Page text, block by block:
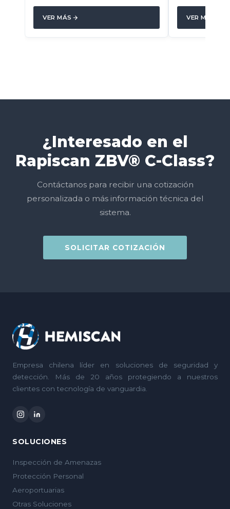
VER MÁS VER MÁS
¿Interesado en el
Rapiscan ZBV® C-Class?
Contáctanos para recibir una cotización
personalizada o más información técnica del
sistema.
SOLICITAR COTIZACIÓN
Empresa chilena líder en soluciones de seguridad y
detección. Más de 20 años protegiendo a nuestros
clientes con tecnología de vanguardia.
SOLUCIONES
Inspección de Amenazas
Protección Personal
Aeroportuarias
Otras Soluciones